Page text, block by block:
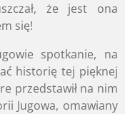
ł, że jest ona
się!
spotkanie, na
historię tej pięknej
przedstawił na nim
Jugowa, omawiany